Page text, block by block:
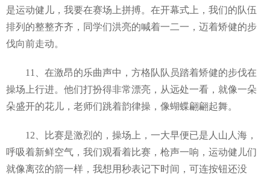
是运动健儿，我要在赛场上拼搏。在开幕式上，我们的队伍
排列的整整齐齐，同学们洪亮的喊着一二一，迈着矫健的步
伐向前走动。
11、在激昂的乐曲声中，方格队队员踏着矫健的步伐在
操场上行进。他们打扮得非常漂亮，从远处一看，就像一朵
朵盛开的花儿，老师们跳着韵律操，像蝴蝶翩翩起舞。
12、比赛是激烈的，操场上，一大早便已是人山人海，
呼吸着新鲜空气，我们观看着比赛，枪声一响，运动健儿们
就像离弦的箭一样，我想用秒表记下时间，可连按钮还没